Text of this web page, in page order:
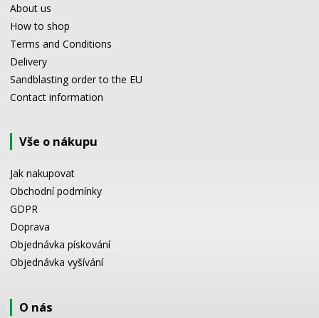
About us
How to shop
Terms and Conditions
Delivery
Sandblasting order to the EU
Contact information
Vše o nákupu
Jak nakupovat
Obchodní podmínky
GDPR
Doprava
Objednávka pískování
Objednávka vyšívání
O nás